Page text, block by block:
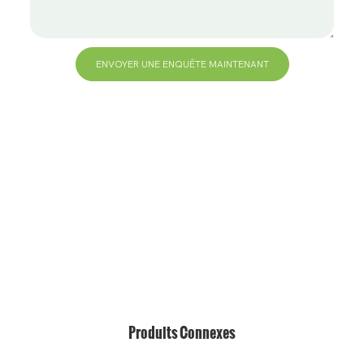
ENVOYER UNE ENQUÊTE MAINTENANT
Produits Connexes